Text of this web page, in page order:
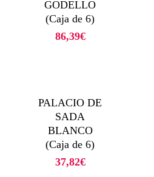
GODELLO
(Caja de 6)
86,39€
PALACIO DE
SADA
BLANCO
(Caja de 6)
37,82€